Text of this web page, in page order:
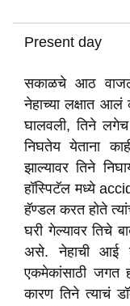
Present day
सकाळचे आठ
नेहाच्या लक्षात
घालवली, तिने
निघतेय येताना
झाल्यावर तिने
हॉस्पिटॅल मध्ये
हॅण्डल करत होते
घरी गेल्यावर तिचे
असे. नेहाची आई
एकमेकांसाठी जगत
कारण तिने त्याचं